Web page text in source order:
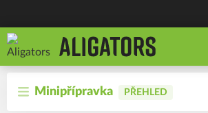
Minipřípravka PŘEHLED